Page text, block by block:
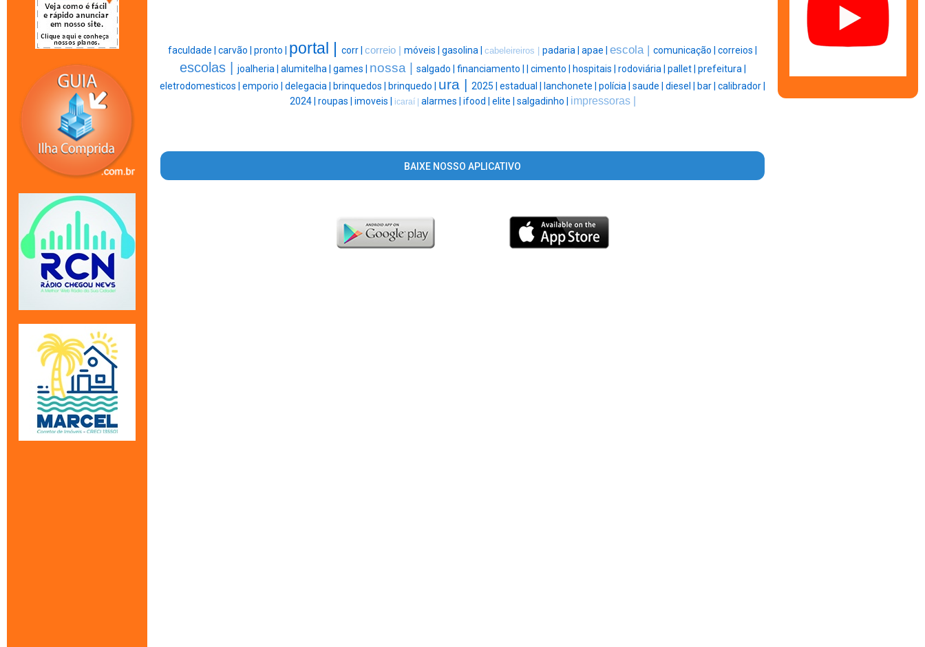
faculdade | carvão | pronto | portal | corr | correio | móveis | gasolina | cabeleireiros | padaria | apae | escola | comunicação | correios |
escolas | joalheria | alumitelha | games | nossa | salgado | financiamento | cimento | hospitais | rodoviária | pallet | prefeitura |
eletrodomesticos | emporio | delegacia | brinquedos | brinquedo | ura | 2025 | estadual | lanchonete | polícia | saude | diesel | bar | calibrador |
2024 | roupas | imoveis | icaraí | alarmes | ifood | elite | salgadinho | impressoras |
BAIXE NOSSO APLICATIVO